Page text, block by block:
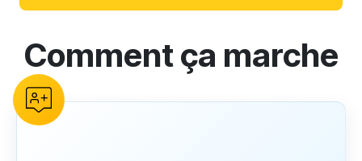
reCAPTCHA verification
Comment ça marche